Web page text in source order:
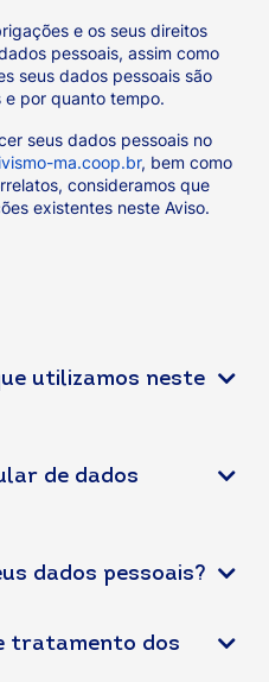
e os seus direitos
pessoais, assim como
seus dados pessoais são
por quanto tempo.
seus dados pessoais no
ma.coop.br, bem como
consideramos que
existentes neste Aviso.
utilizamos neste
de dados
dados pessoais?
tratamento dos